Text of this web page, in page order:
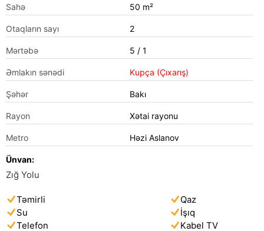
Sahə 50 m²
Otaqların sayı 2
Mərtəbə 5 / 1
Əmlakın sənədi Kupça (Çıxarış)
Şəhər Bakı
Rayon Xətai rayonu
Metro Həzi Aslanov
Ünvan:
Zığ Yolu
Təmirli
Qaz
Su
İşıq
Telefon
Kabel TV